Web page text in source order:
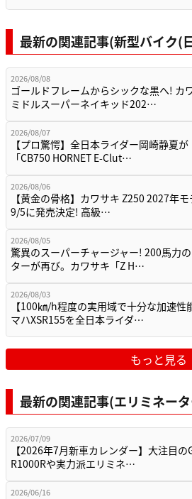
最新の関連記事(新型バイク(
2026/08/08
ゴールドフレームからシックな黒へ! カ
ミドルスーパーネイキッド202…
2026/08/07
【プロ驚愕】全日本ライダー岡崎静夏が
「CB750 HORNET E-Clut…
2026/08/06
【黄金の骨格】カワサキ Z250 2027年
9/5に発売決定! 高級…
2026/08/05
驚異のスーパーチャージャー! 200馬力
ターが再び。カワサキ「Z H…
2026/08/03
【100㎞/h程度の実用域で十分な加速性
マハXSR155を全日本ライダ…
もっと見る
最新の関連記事(エリミネー
2026/07/09
【2026年7月新車カレンダー】大注目の
R1000Rや実力派エリミネ…
2026/06/16